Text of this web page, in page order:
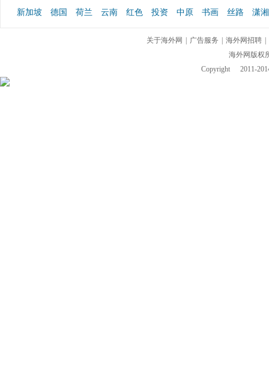
新加坡
德国 荷兰 云南 红色 投资 中原 书画 丝路 潇湘
关于海外网 广告服务 海外网招聘
海外网版权
Copyright
2011-